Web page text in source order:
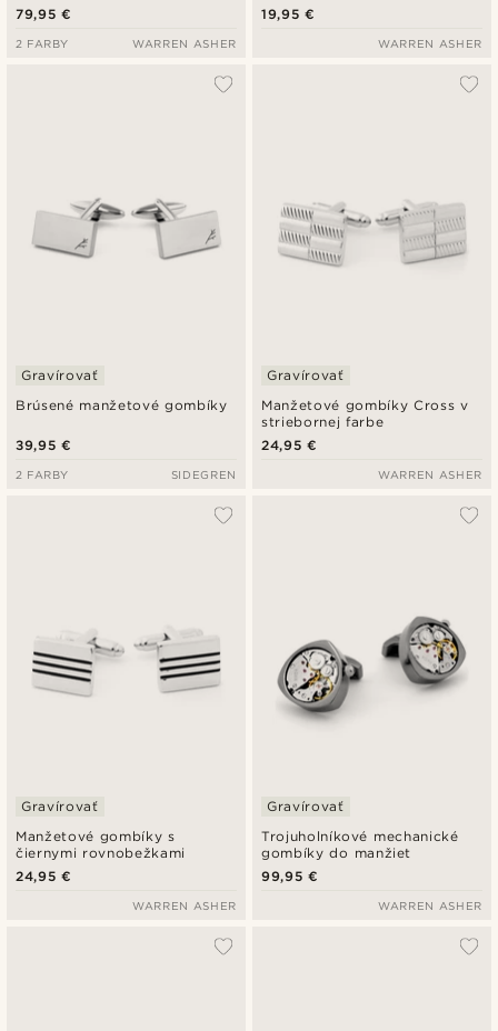
79,95 €
2 FARBY WARREN ASHER
19,95 €
WARREN ASHER
Brúsené manžetové gombíky
Gravírovať
39,95 €
2 FARBY SIDEGREN
Manžetové gombíky Cross v
striebornej farbe
Gravírovať
24,95 €
WARREN ASHER
Manžetové gombíky s
čiernymi rovnobežkami
Gravírovať
24,95 €
WARREN ASHER
Trojuholníkové mechanické
gombíky do manžiet
Gravírovať
99,95 €
WARREN ASHER